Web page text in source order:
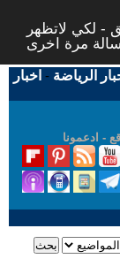
- لكي لاتظهر
الرياضة - اخبار
- ادعمونا